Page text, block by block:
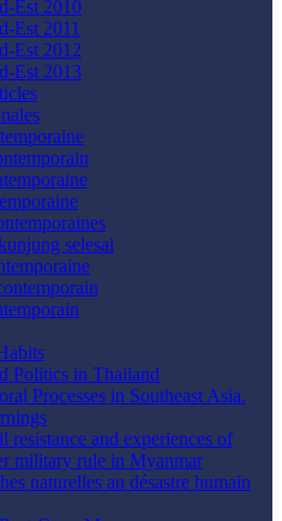
Est 2010
Est 2011
Est 2012
Est 2013
selesai
Politics in Thailand
Processes in Southeast Asia.
resistance and experiences of
military rule in Myanmar
naturelles au désastre humain